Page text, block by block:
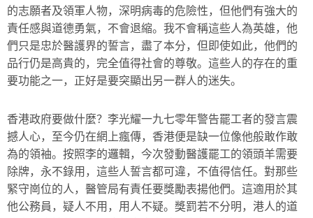
的志願者及領軍人物，深明病毒的危險性，但他們有強大的
責任感與道德勇氣，不會退縮。我不會稱這些人為英雄，他
們只是忠於醫護界的誓言，盡了本分，但即使如此，他們的
品行仍是高貴的，完全值得社會的尊敬。這些人的存在的重
要功能之一，正好是要突顯出另一群人的迷失。
香港政府要做什麼？李光耀一九七零年警告罷工者的發言震
撼人心，至今仍在網上瘋傳，香港便是缺一位像他般敢作敢
為的領袖。按照李的邏輯，今次發動醫護罷工的領頭羊需要
除牌，永不錄用，這些人誓言都可違，不值得信任。對那些
緊守崗位的人，醫管局有責任要獎勵表揚他們。這適用於其
他公務員，疑人不用，用人不疑。獎罰若不分明，港人的道